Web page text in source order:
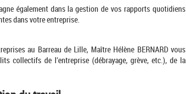
également dans la gestion de vos rapports quotidiens
dans votre entreprise.
au Barreau de Lille, Maître Hélène BERNARD vous
collectifs de l’entreprise (débrayage, grève, etc.), de la